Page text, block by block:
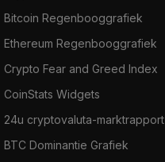
Bitcoin Regenbooggrafiek
Ethereum Regenbooggrafiek
Crypto Fear and Greed Index
CoinStats Widgets
24u cryptovaluta-marktrapport
BTC Dominantie Grafiek